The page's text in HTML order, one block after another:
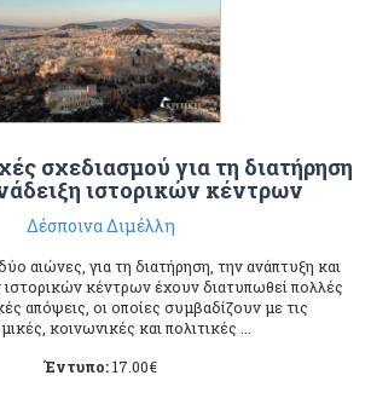
σχεδιασμού για τη διατήρηση
ιστορικών κέντρων
Δέσποινα Διμέλλη
αιώνες, για τη διατήρηση, την ανάπτυξη και
κέντρων έχουν διατυπωθεί πολλές
απόψεις, οι οποίες συμβαδίζουν με τις
κοινωνικές και πολιτικές ...
Έντυπο:17.00€